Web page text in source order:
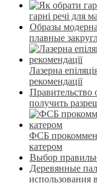
гарні речі для
Образы
плавные
Лазерна
рекомендації
Правительство
получить
ФСБ
катером
Выбор
Деревянные
использования